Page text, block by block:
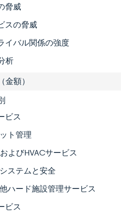
脅威
スの脅威
イバル関係の強度
析
金額）
ビス
ト管理
よびHVACサービス
ステムと安全
ハード施設管理サービス
ビス